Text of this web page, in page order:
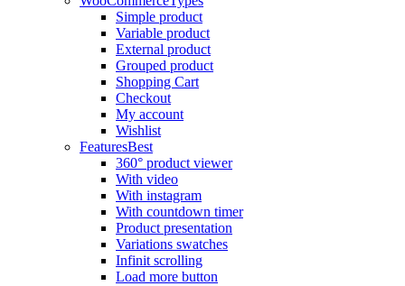
Simple product
Variable product
External product
Grouped product
Shopping Cart
Checkout
My account
Wishlist
FeaturesBest
360° product viewer
With video
With instagram
With countdown timer
Product presentation
Variations swatches
Infinit scrolling
Load more button